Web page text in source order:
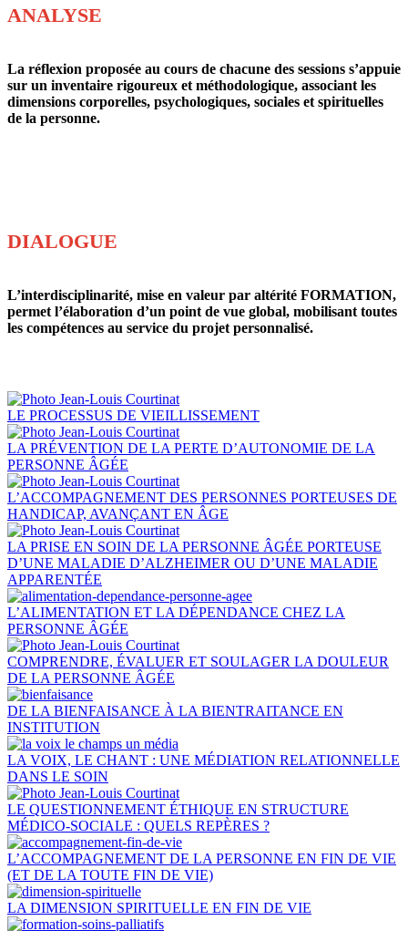
ANALYSE
La réflexion proposée au cours de chacune des sessions s’appuie
sur un inventaire rigoureux et méthodologique, associant les
dimensions corporelles, psychologiques, sociales et spirituelles
de la personne.
DIALOGUE
L’interdisciplinarité, mise en valeur par altérité FORMATION,
permet l’élaboration d’un point de vue global, mobilisant toutes
les compétences au service du projet personnalisé.
LE PROCESSUS DE VIEILLISSEMENT
LA PRÉVENTION DE LA PERTE D’AUTONOMIE DE LA
PERSONNE ÂGÉE
L’ACCOMPAGNEMENT DES PERSONNES PORTEUSES DE
HANDICAP, AVANÇANT EN ÂGE
LA PRISE EN SOIN DE LA PERSONNE ÂGÉE PORTEUSE
D’UNE MALADIE D’ALZHEIMER OU D’UNE MALADIE
APPARENTÉE
L’ALIMENTATION ET LA DÉPENDANCE CHEZ LA
PERSONNE ÂGÉE
COMPRENDRE, ÉVALUER ET SOULAGER LA DOULEUR
DE LA PERSONNE ÂGÉE
DE LA BIENFAISANCE À LA BIENTRAITANCE EN
INSTITUTION
LA VOIX, LE CHANT : UNE MÉDIATION RELATIONNELLE
DANS LE SOIN
LE QUESTIONNEMENT ÉTHIQUE EN STRUCTURE
MÉDICO-SOCIALE : QUELS REPÈRES ?
L’ACCOMPAGNEMENT DE LA PERSONNE EN FIN DE VIE
(ET DE LA TOUTE FIN DE VIE)
LA DIMENSION SPIRITUELLE EN FIN DE VIE